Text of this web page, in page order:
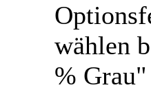
wählen
%